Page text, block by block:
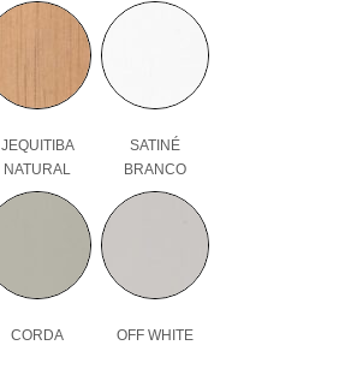
JEQUITIBA
NATURAL
SATINÉ
BRANCO
CORDA OFF WHITE